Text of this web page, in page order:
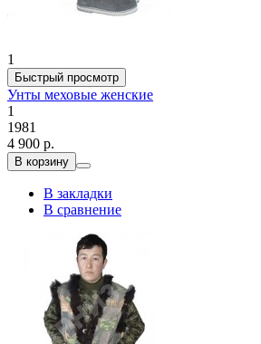
1
Быстрый просмотр
Унты меховые женские
1
1981
4 900 р.
В корзину
В закладки
В сравнение